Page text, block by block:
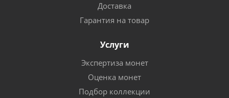
Доставка
Гарантия на товар
Услуги
Экспертиза монет
Оценка монет
Подбор коллекции